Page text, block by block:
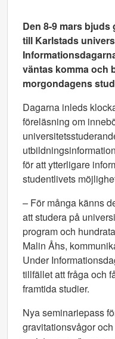
Den 8-9 mars
till Karlstads
väntas komma och
morgondagens
Dagarna inleds
föreläsning om
för att ytterligare
studentlivets
– För många känns
att studera på
program och
Malin Åhs,
Under
tillfället att fråga och
framtida studier.
Nya seminariepass
gravitationsvågor